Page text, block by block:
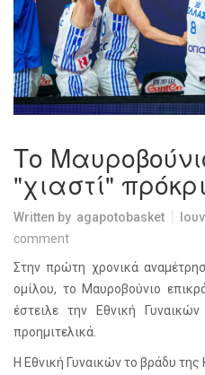
Το
"χιαστί"
Written by agapotobasket
comment
Στην πρώτη χρονικά
ομίλου, το Μαυροβούνιο
έστειλε την Εθνική
προημιτελικά.
Η Εθνική Γυναικών το βράδυ